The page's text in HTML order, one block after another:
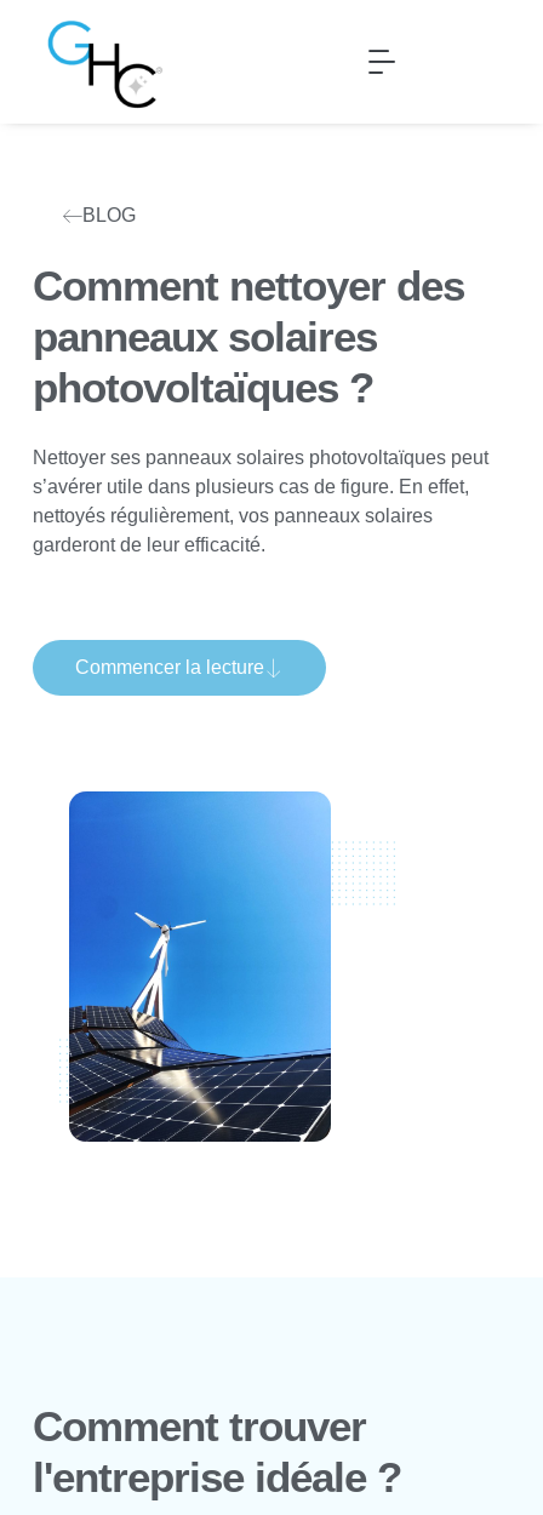
BLOG
Comment nettoyer des
panneaux solaires
photovoltaïques ?
Nettoyer ses panneaux solaires photovoltaïques peut
s’avérer utile dans plusieurs cas de figure. En effet,
nettoyés régulièrement, vos panneaux solaires
garderont de leur efficacité.
Commencer la lecture
Comment trouver
l'entreprise idéale ?